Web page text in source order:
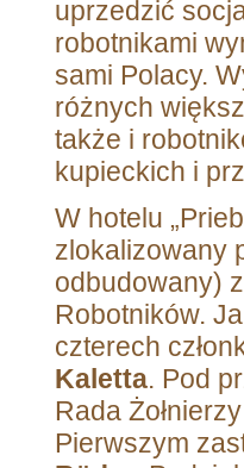
uprzedzić
robotnikami
sami Polacy.
różnych
także i
kupieckich i
W hotelu
zlokalizowany
odbudowany)
Robotników.
czterech
Kaletta. Pod
Rada
Pierwszym